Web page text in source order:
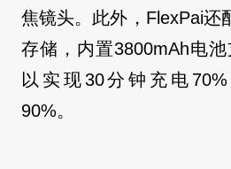
焦镜头。此外，FlexPai还
存储，内置3800mAh电
以实现30分钟充电
90%。